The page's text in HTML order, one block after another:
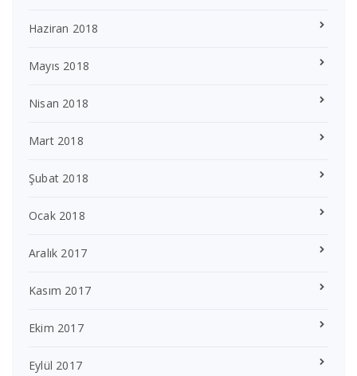
Haziran 2018
Mayıs 2018
Nisan 2018
Mart 2018
Şubat 2018
Ocak 2018
Aralık 2017
Kasım 2017
Ekim 2017
Eylül 2017